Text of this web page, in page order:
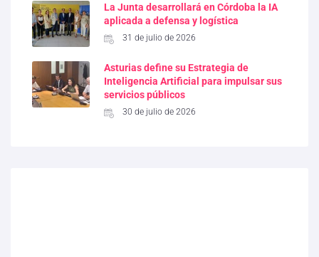
La Junta desarrollará en Córdoba la IA
aplicada a defensa y logística
31 de julio de 2026
Asturias define su Estrategia de
Inteligencia Artificial para impulsar sus
servicios públicos
30 de julio de 2026